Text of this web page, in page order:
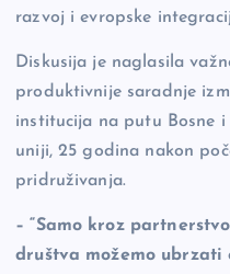
razvoj i evropske
Diskusija je naglasila
produktivnije saradnje
institucija na putu Bosne
uniji, 25 godina nakon
pridruživanja.
– “Samo kroz
društva možemo ubrzati